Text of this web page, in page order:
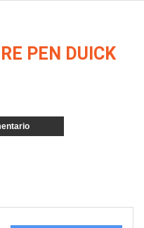
PEN DUICK